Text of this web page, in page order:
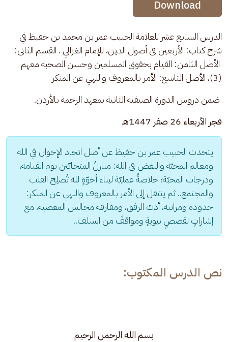
Download
الدرس السابع عشر للعلامة الحبيب عمر بن محمد بن حفيظ في
شرح كتاب: الأربعين في أصول الدين، للإمام الغزالي . القسم الثاني:
الأصل الثامن: القيام بحقوق المسلمين وحسن الصحبة معهم
(3)، الأصل التاسع: الأمر بالمعروف والنهي عن المنكر
ضمن دروس الدورة الصيفية الثانية بمعهد الرحمة بالأردن.
فجر الأربعاء 26 صفر 1447هـ
يتحدث الحبيب عمر بن حفيظ عن أصل اتخاذ الإخوان في الله
ومعالم المحبّة والبغض في الله: منازلُ المتحابّين يوم القيامة،
ودرجات المحبّة؛ خلاصةُ عمليّة لبناء أخوّةٍ لله تُصلِح القلب
والمجتمع.. ثم ينتقل إلى الأمر بالمعروف والنهي عن المنكر:
حدوده ومراتبه، أدبُ الرفق، ومفارقة مجالس المعصية، مع
إشاراتٍ لقصصٍ نبويةٍ ومواقفَ من السلف..
نص الدرس المكتوب:
بسم الله الرحمن الرحيم